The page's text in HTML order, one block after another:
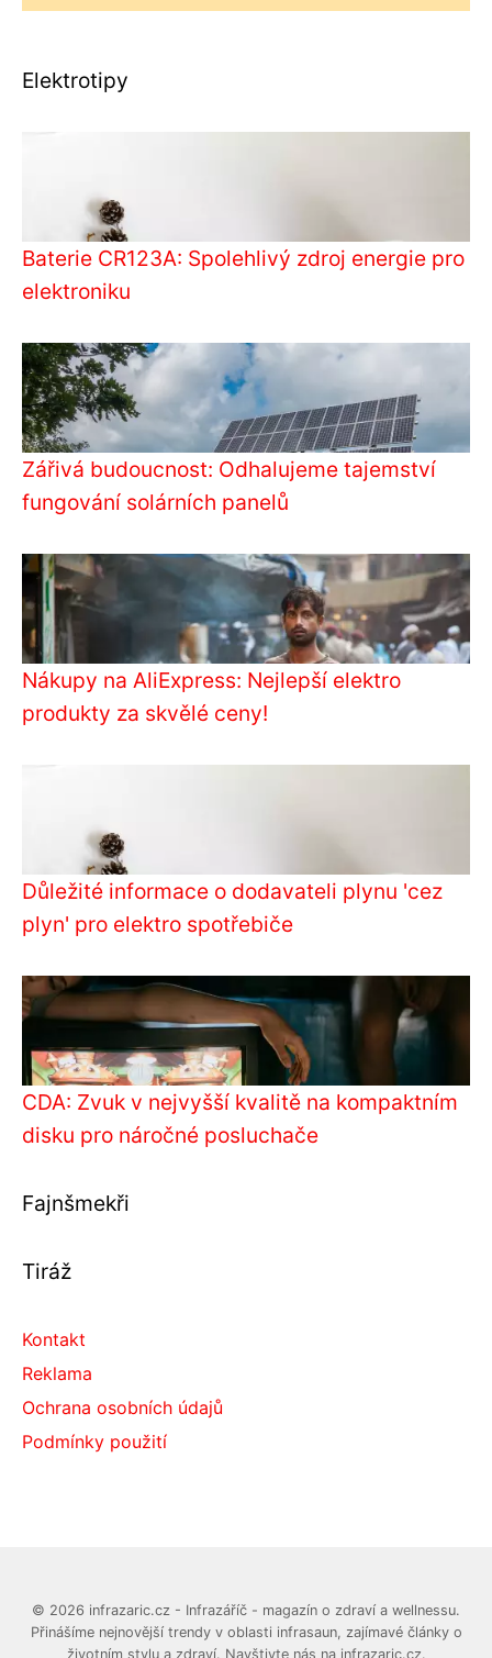
Elektrotipy
Baterie CR123A: Spolehlivý zdroj energie pro
elektroniku
Zářivá budoucnost: Odhalujeme tajemství
fungování solárních panelů
Nákupy na AliExpress: Nejlepší elektro
produkty za skvělé ceny!
Důležité informace o dodavateli plynu 'cez
plyn' pro elektro spotřebiče
CDA: Zvuk v nejvyšší kvalitě na kompaktním
disku pro náročné posluchače
Fajnšmekři
Tiráž
Kontakt
Reklama
Ochrana osobních údajů
Podmínky použití
© 2026 infrazaric.cz - Infrazáříč - magazín o zdraví a wellnessu.
Přinášíme nejnovější trendy v oblasti infrasaun, zajímavé články o
životním stylu a zdraví. Navštivte nás na infrazaric.cz.